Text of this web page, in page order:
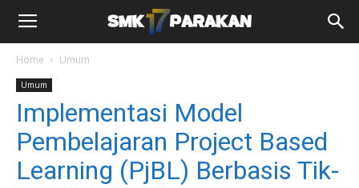
Home Umum
Umum
Implementasi Model
Pembelajaran Project Based
Learning (PjBL) Berbasis Tik-